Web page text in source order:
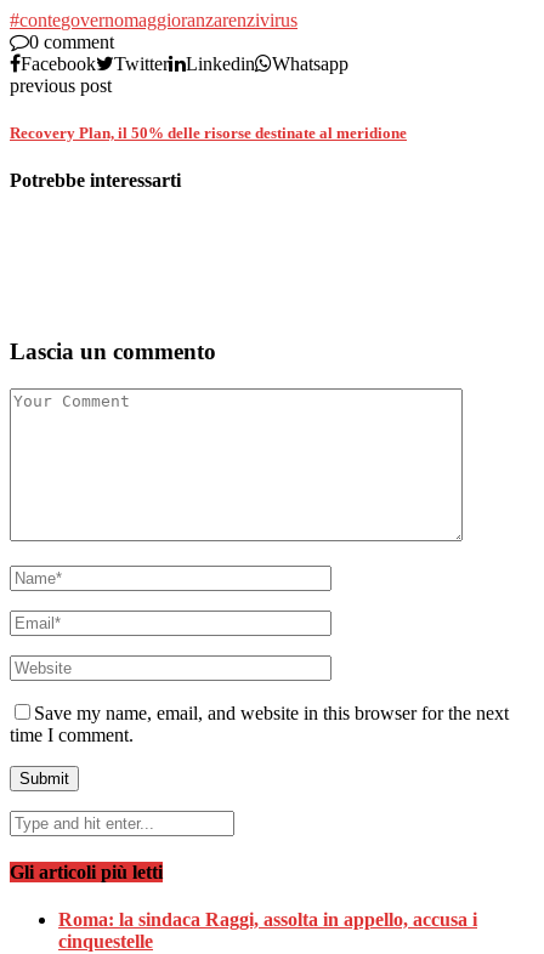
#contegovernomaggioranzarenzivirus
0 comment
Facebook
Twitter Linkedin
Whatsapp
previous post
Recovery Plan, il 50% delle risorse destinate al meridione
Potrebbe interessarti
Lascia un commento
Save my name, email, and website in this browser for the next
time I comment.
Gli articoli più letti
Roma: la sindaca Raggi, assolta in appello, accusa i
cinquestelle